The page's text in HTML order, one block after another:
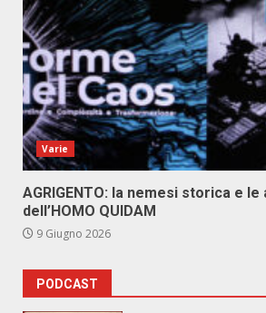
Varie
AGRIGENTO: la nemesi storica e
dell’HOMO QUIDAM
9 Giugno 2026
PODCAST